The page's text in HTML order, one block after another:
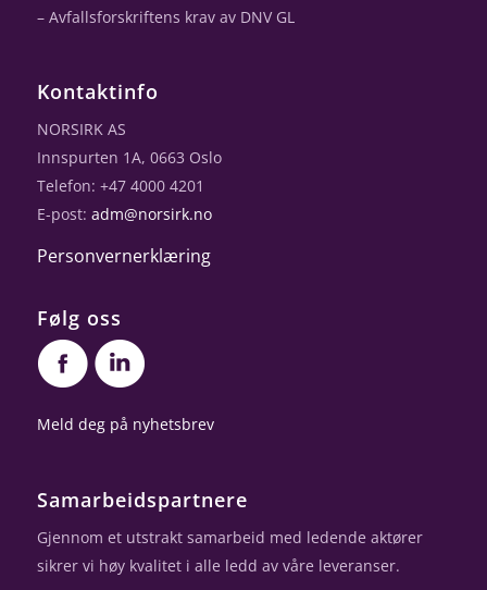
– Avfallsforskriftens krav av DNV GL
Kontaktinfo
NORSIRK AS
Innspurten 1A, 0663 Oslo
Telefon: +47 4000 4201
E-post: adm@norsirk.no
Personvernerklæring
Følg oss
Meld deg på nyhetsbrev
Samarbeidspartnere
Gjennom et utstrakt samarbeid med ledende aktører
sikrer vi høy kvalitet i alle ledd av våre leveranser.